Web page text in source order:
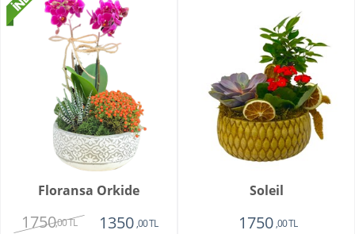
Floransa Orkide
1750,00 TL 1350 ,00 TL
Soleil
1750 ,00 TL